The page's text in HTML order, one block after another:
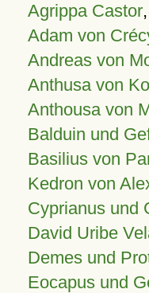
Agrippa Castor,
Adam von
Andreas von
Anthusa von
Anthousa von
Balduin und
Basilius von
Kedron von
Cyprianus und
David Uribe
Demes und
Eocapus und